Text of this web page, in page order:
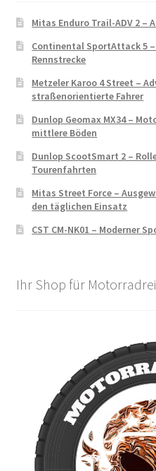
Mitas Enduro Trail-ADV 2 –
Continental SportAttack 5
Rennstrecke
Metzeler Karoo 4 Street –
straßenorientierte Fahrer
Dunlop Geomax MX34 –
mittlere Böden
Dunlop ScootSmart 2 –
Tourenfahrten
Mitas Street Force –
den täglichen Einsatz
CST CM-NK01 – Moderner
Ihr Shop für